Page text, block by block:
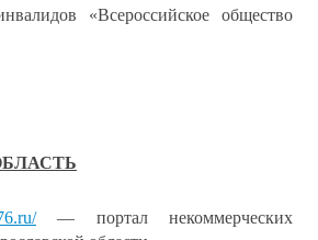
«Всероссийское общество
— портал некоммерческих